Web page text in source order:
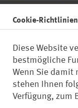
Cookie-Richtlinien
Diese Website
bestmögliche
Wenn Sie damit
stehen Ihnen
Verfügung, zum